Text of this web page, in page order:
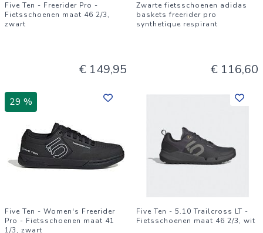
Five Ten - Freerider Pro -
Fietsschoenen maat 46 2/3,
zwart
€ 149,95
Zwarte fietsschoenen adidas
baskets freerider pro
synthetique respirant
€ 116,60
29 %
Five Ten - Women's Freerider
Pro - Fietsschoenen maat 41
1/3, zwart
Five Ten - 5.10 Trailcross LT -
Fietsschoenen maat 46 2/3, wit